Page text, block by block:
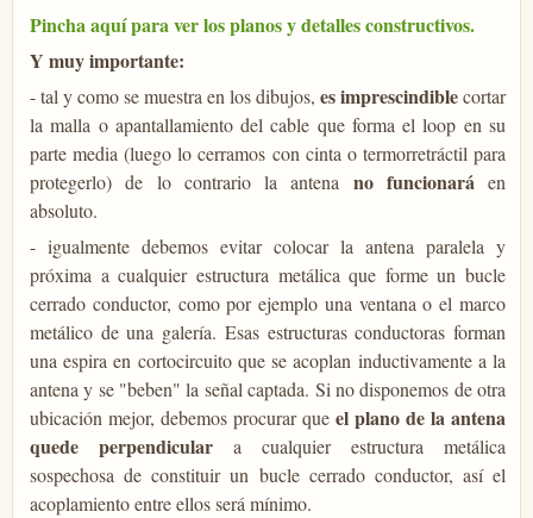
Pincha aquí para ver los planos y detalles constructivos.
Y muy importante:
- tal y como se muestra en los dibujos, es imprescindiblecortar
la malla o apantallamiento del cable que forma el loop en su
parte media (luego lo cerramos con cinta o termorretráctil para
protegerlo) de lo contrario la antena no funcionaráen
absoluto.
- igualmente debemos evitar colocar la antena paralela y
próxima a cualquier estructura metálica que forme un bucle
cerrado conductor, como por ejemplo una ventana o el marco
metálico de una galería. Esas estructuras conductoras forman
una espira en cortocircuito que se acoplan inductivamente a la
antena y se "beben" la señal captada. Si no disponemos de otra
ubicación mejor, debemos procurar que el plano de la antena
quede perpendicular a cualquier estructura metálica
sospechosa de constituir un bucle cerrado conductor, así el
acoplamiento entre ellos será mínimo.